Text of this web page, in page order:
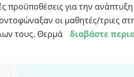
προϋποθέσεις για την
οι μαθητές/τριες
τους. Θερμά
διαβάστε